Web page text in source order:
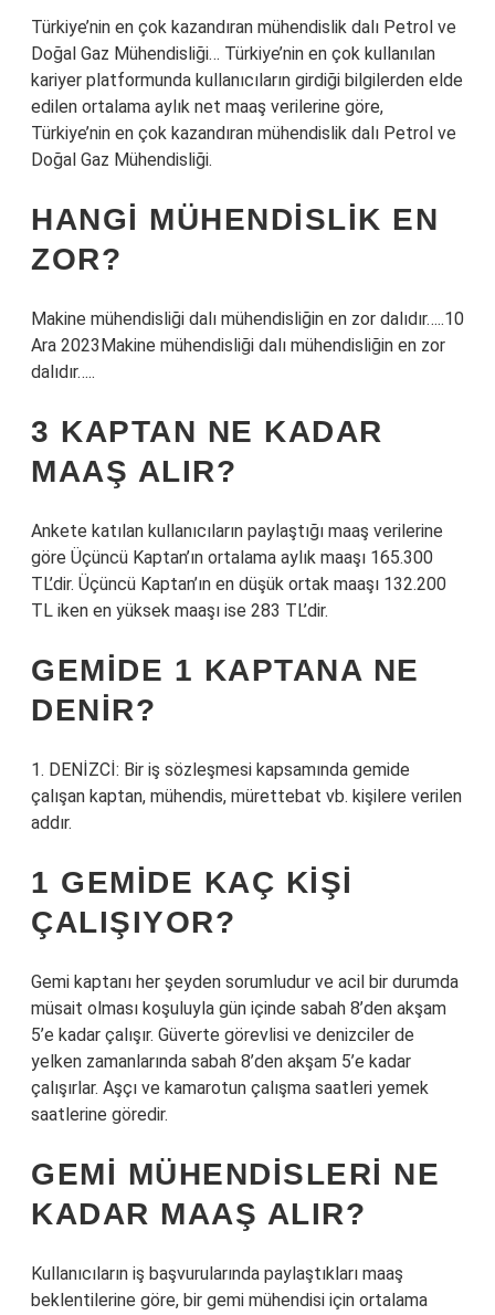
Türkiye’nin en çok kazandıran mühendislik dalı Petrol ve
Doğal Gaz Mühendisliği… Türkiye’nin en çok kullanılan
kariyer platformunda kullanıcıların girdiği bilgilerden elde
edilen ortalama aylık net maaş verilerine göre,
Türkiye’nin en çok kazandıran mühendislik dalı Petrol ve
Doğal Gaz Mühendisliği.
HANGI MÜHENDISLIK EN
ZOR?
Makine mühendisliği dalı mühendisliğin en zor dalıdır…..10
Ara 2023Makine mühendisliği dalı mühendisliğin en zor
dalıdır…..
3 KAPTAN NE KADAR
MAAŞ ALIR?
Ankete katılan kullanıcıların paylaştığı maaş verilerine
göre Üçüncü Kaptan’ın ortalama aylık maaşı 165.300
TL’dir. Üçüncü Kaptan’ın en düşük ortak maaşı 132.200
TL iken en yüksek maaşı ise 283 TL’dir.
GEMIDE 1 KAPTANA NE
DENIR?
1. DENİZCİ: Bir iş sözleşmesi kapsamında gemide
çalışan kaptan, mühendis, mürettebat vb. kişilere verilen
addır.
1 GEMIDE KAÇ KIŞI
ÇALIŞIYOR?
Gemi kaptanı her şeyden sorumludur ve acil bir durumda
müsait olması koşuluyla gün içinde sabah 8’den akşam
5’e kadar çalışır. Güverte görevlisi ve denizciler de
yelken zamanlarında sabah 8’den akşam 5’e kadar
çalışırlar. Aşçı ve kamarotun çalışma saatleri yemek
saatlerine göredir.
GEMI MÜHENDISLERI NE
KADAR MAAŞ ALIR?
Kullanıcıların iş başvurularında paylaştıkları maaş
beklentilerine göre, bir gemi mühendisi için ortalama